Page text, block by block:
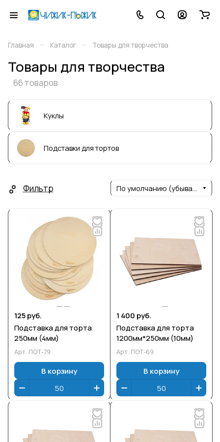
Главная – Каталог – Товары для творчества
Товары для творчества
66 товаров
Куклы
Подставки для тортов
Фильтр По умолчанию (убывание)
125 руб.
Подставка для торта
250мм (4мм)
Арт. ПОТ-79
В корзину
1 400 руб.
Подставка для торта
1200мм*250мм (10мм)
Арт. ПОТ-69
В корзину